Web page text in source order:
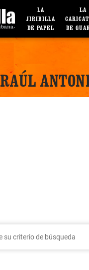
LA
JIRIBILLA
DE PAPEL
LA
DE
RAÚL